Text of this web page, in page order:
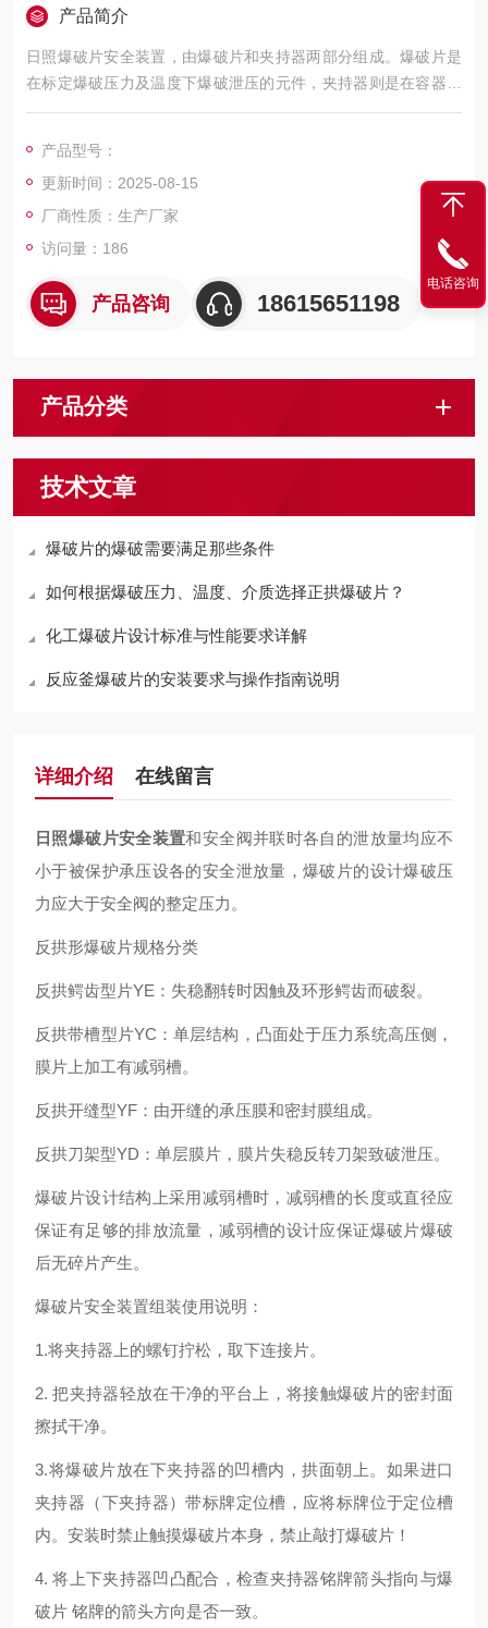
产品简介
日照爆破片安全装置，由爆破片和夹持器两部分组成。爆破片是
在标定爆破压力及温度下爆破泄压的元件，夹持器则是在容器的
适当部位装接夹持膜片的辅助元件。
产品型号：
更新时间：2025-08-15
厂商性质：生产厂家
访问量：186
产品咨询 18615651198
产品分类
技术文章
爆破片的爆破需要满足那些条件
如何根据爆破压力、温度、介质选择正拱爆破片？
化工爆破片设计标准与性能要求详解
反应釜爆破片的安装要求与操作指南说明
详细介绍 在线留言
日照爆破片安全装置和安全阀并联时各自的泄放量均应不
小于被保护承压设各的安全泄放量，爆破片的设计爆破压
力应大于安全阀的整定压力。
反拱形爆破片规格分类
反拱鳄齿型片YE：失稳翻转时因触及环形鳄齿而破裂。
反拱带槽型片YC：单层结构，凸面处于压力系统高压侧，
膜片上加工有减弱槽。
反拱开缝型YF：由开缝的承压膜和密封膜组成。
反拱刀架型YD：单层膜片，膜片失稳反转刀架致破泄压。
爆破片设计结构上采用减弱槽时，减弱槽的长度或直径应
保证有足够的排放流量，减弱槽的设计应保证爆破片爆破
后无碎片产生。
爆破片安全装置组装使用说明：
1.将夹持器上的螺钉拧松，取下连接片。
2. 把夹持器轻放在干净的平台上，将接触爆破片的密封面
擦拭干净。
3.将爆破片放在下夹持器的凹槽内，拱面朝上。如果进口
夹持器（下夹持器）带标牌定位槽，应将标牌位于定位槽
内。安装时禁止触摸爆破片本身，禁止敲打爆破片！
4. 将上下夹持器凹凸配合，检查夹持器铭牌箭头指向与爆
破片 铭牌的箭头方向是否一致。
电话咨询